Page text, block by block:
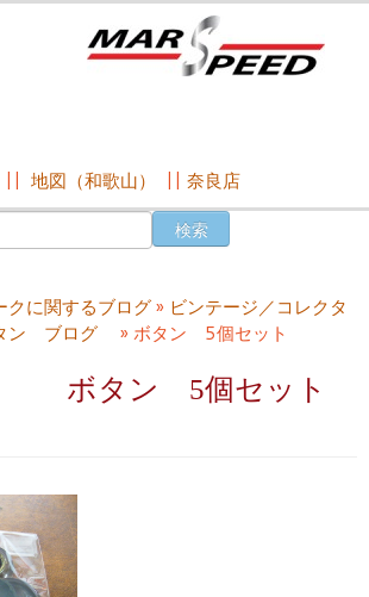
地図（和歌山） 奈良店
クに関するブログ» ビンテージ／コレクタ
ン ブログ » ボタン 5個セット
ボタン 5個セット